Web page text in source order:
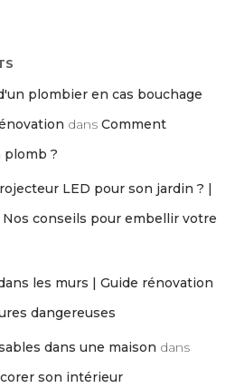
plombier en cas bouchage
dans Comment
plomb ?
LED pour son jardin ? |
Nos conseils pour embellir votre
les murs | Guide rénovation
dangereuses
dans une maison dans
son intérieur